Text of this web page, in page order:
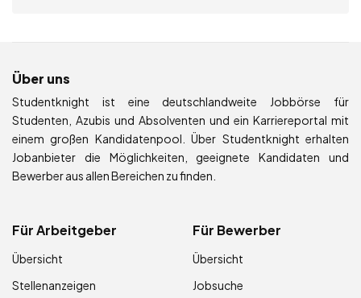
Über uns
Studentknight ist eine deutschlandweite Jobbörse für
Studenten, Azubis und Absolventen und ein Karriereportal mit
einem großen Kandidatenpool. Über Studentknight erhalten
Jobanbieter die Möglichkeiten, geeignete Kandidaten und
Bewerber aus allen Bereichen zu finden.
Für Arbeitgeber
Übersicht
Stellenanzeigen
Für Bewerber
Übersicht
Jobsuche